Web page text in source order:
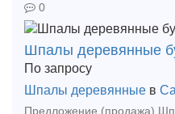
0
Шпалы деревянные
По запросу
Шпалы деревянные в